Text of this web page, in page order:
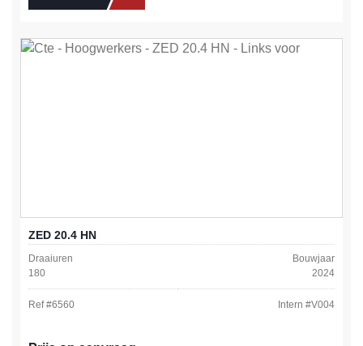
ZED 20.4 HN
Draaiuren
180
Bouwjaar
2024
Ref #6560 Intern #V004